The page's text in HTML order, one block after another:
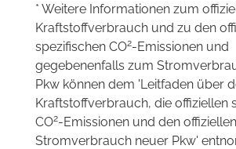
* Weitere Informationen zum
Kraftstoffverbrauch und zu den
spezifischen CO2-Emissionen und
gegebenenfalls zum
Pkw können dem 'Leitfaden über
Kraftstoffverbrauch, die offiziellen
CO2-Emissionen und den offiziellen
Stromverbrauch neuer Pkw'